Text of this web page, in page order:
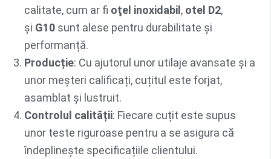
calitate, cum ar fi oţel inoxidabil , otel D2,
și G10 sunt alese pentru durabilitate și
performanță.
Producție: Cu ajutorul unor utilaje avansate și a
unor meșteri calificați, cuțitul este forjat,
asamblat și lustruit.
Controlul calității: Fiecare cuțit este supus
unor teste riguroase pentru a se asigura că
îndeplinește specificațiile clientului.